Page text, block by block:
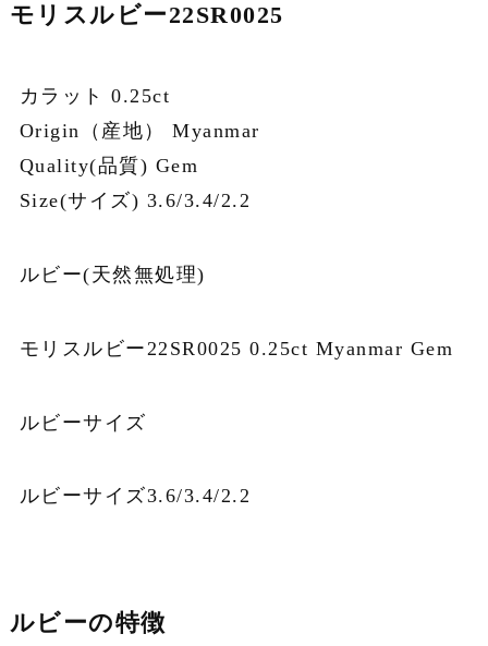
モリスルビー22SR0025
カラット 0.25ct
Origin（産地） Myanmar
Quality(品質) Gem
Size(サイズ) 3.6/3.4/2.2
ルビー(天然無処理)
モリスルビー22SR0025 0.25ct Myanmar Gem
ルビーサイズ
ルビーサイズ3.6/3.4/2.2
ルビーの特徴